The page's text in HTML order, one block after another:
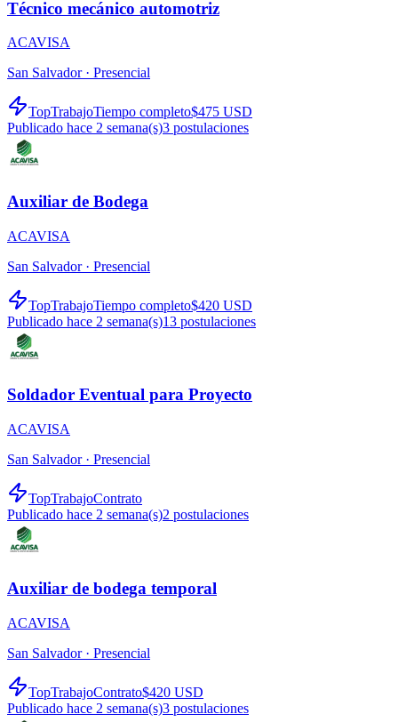
Técnico mecánico automotriz
ACAVISA
San Salvador · Presencial
TopTrabajoTiempo completo$475 USD
Publicado hace 2 semana(s)3 postulaciones
Auxiliar de Bodega
ACAVISA
San Salvador · Presencial
TopTrabajoTiempo completo$420 USD
Publicado hace 2 semana(s)13 postulaciones
Soldador Eventual para Proyecto
ACAVISA
San Salvador · Presencial
TopTrabajoContrato
Publicado hace 2 semana(s)2 postulaciones
Auxiliar de bodega temporal
ACAVISA
San Salvador · Presencial
TopTrabajoContrato$420 USD
Publicado hace 2 semana(s)3 postulaciones